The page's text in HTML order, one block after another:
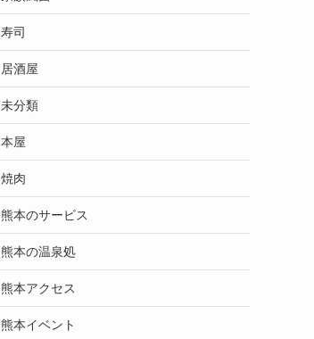
寿司
居酒屋
未分類
本屋
焼肉
熊本のサービス
熊本の温泉処
熊本アクセス
熊本イベント